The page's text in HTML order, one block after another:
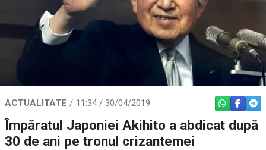
ACTUALITATE 11:34 / 30/04/2019 WHATSAPP
Împăratul Japoniei Akihito a abdicat după
30 de ani pe tronul crizantemei